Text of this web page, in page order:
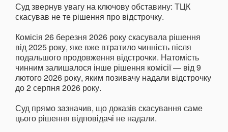
Суд звернув увагу на ключову обставину: ТЦК
скасував не те рішення про відстрочку.
Комісія 26 березня 2026 року скасувала рішення
від 2025 року, яке вже втратило чинність після
подальшого продовження відстрочки. Натомість
чинним залишалося інше рішення комісії — від 9
лютого 2026 року, яким позивачу надали відстрочку
до 2 серпня 2026 року.
Суд прямо зазначив, що доказів скасування саме
цього рішення відповідачі не надали.